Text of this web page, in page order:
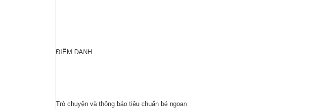
ĐIỂM DANH:
Trò chuyện và thông báo tiêu chuẩn bé ngoan